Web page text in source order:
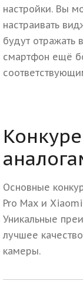
настройки. Вы
настраивать
будут отражать
смартфон ещё
Основные
Pro Max и
Уникальные
лучшее
камеры.